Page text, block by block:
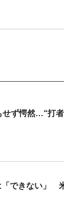
ず愕然…“打
「できない」